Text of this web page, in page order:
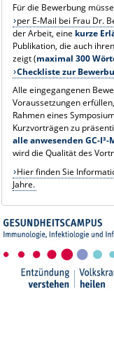
Für die Bewerbung
per E-Mail bei Frau Dr.
der Arbeit, eine kurze
Publikation, die auch ihren
zeigt (maximal 300
Checkliste zur
Alle eingegangenen
Voraussetzungen
Rahmen eines
Kurzvorträgen zu
alle anwesenden GC-
wird die Qualität des
Hier finden Sie
Jahre.